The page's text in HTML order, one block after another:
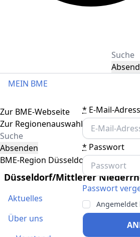
MEIN BME
* E-Mail-
* Passwort
Passwort
Angemeldet
Toggle navigation
Zur BME-Webseite
Zur Regionenauswahl
Absenden
BME-Region Düsseldorf/Mittlerer
Düsseldorf/Mittlerer
Aktuelles
Über uns